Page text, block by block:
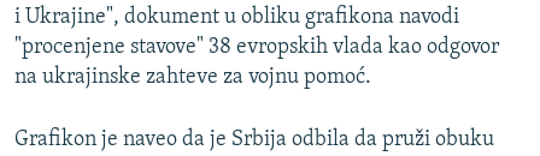
i Ukrajine", dokument u obliku grafikona navodi
"procenjene stavove" 38 evropskih vlada kao odgovor
na ukrajinske zahteve za vojnu pomoć.
Grafikon je naveo da je Srbija odbila da pruži obuku